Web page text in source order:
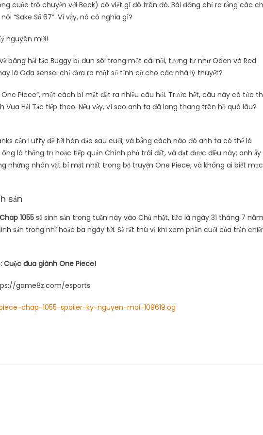
cuộc trò chuyện với Beck) có viết gì đó trên đó. Bài đăng chỉ ra rằng các
“Sake Số 67”. Vì vậy, nó có nghĩa gì?
băng hải tặc Buggy bị đun sôi trong một cái nồi, tương tự như Oden và Red
là Oda sensei chỉ đưa ra một số tình cờ cho các nhà lý thuyết?
One Piece”, một cách bí mật đặt ra nhiều câu hỏi. Trước hết, câu này có tức
Hải Tặc tiếp theo. Nếu vậy, vì sao anh ta đã lang thang trên hồ quá lâu?
cần Luffy để tới hòn đảo sau cuối, và bằng cách nào đó anh ta có thể là
là thống trị hoặc tiếp quản Chính phủ trái đất, và đạt được điều này; anh ấy
những nhân vật bí mật nhất trong bộ truyện One Piece, và không ai biết mục
sản
1055 sẽ sinh sản trong tuần này vào Chủ nhật, tức là ngày 31 tháng 7 năm
sản trong nhì hoặc ba ngày tới. Sẽ rất thú vị khi xem phần cuối của trận
Cuộc đua giành One Piece!
game8z.com/esports
chap-1055-spoiler-ky-nguyen-moi-109619.og